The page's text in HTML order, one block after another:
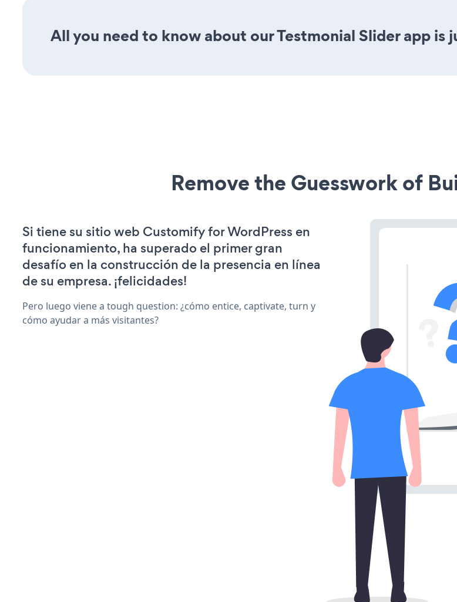
All you need to know about our Testmonial Slider app is
Remove the Guesswork of
Si tiene su sitio web Customify for WordPress en
funcionamiento, ha superado el primer gran
desafío en la construcción de la presencia en línea
de su empresa. ¡felicidades!
Pero luego viene a tough question: ¿cómo entice, captivate, turn y
cómo ayudar a más visitantes?